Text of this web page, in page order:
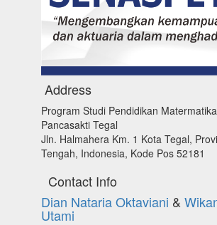
Address
Program Studi Pendidikan
Pancasakti Tegal
Jln. Halmahera Km. 1 Kota Tegal,
Tengah, Indonesia, Kode Pos 52181
Contact Info
Dian Nataria Oktaviani &
Utami